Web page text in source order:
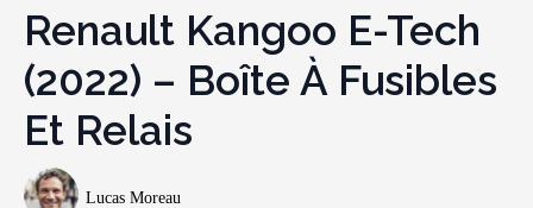
Renault Kangoo E-Tech
(2022) – Boîte À Fusibles
Et Relais
Lucas Moreau